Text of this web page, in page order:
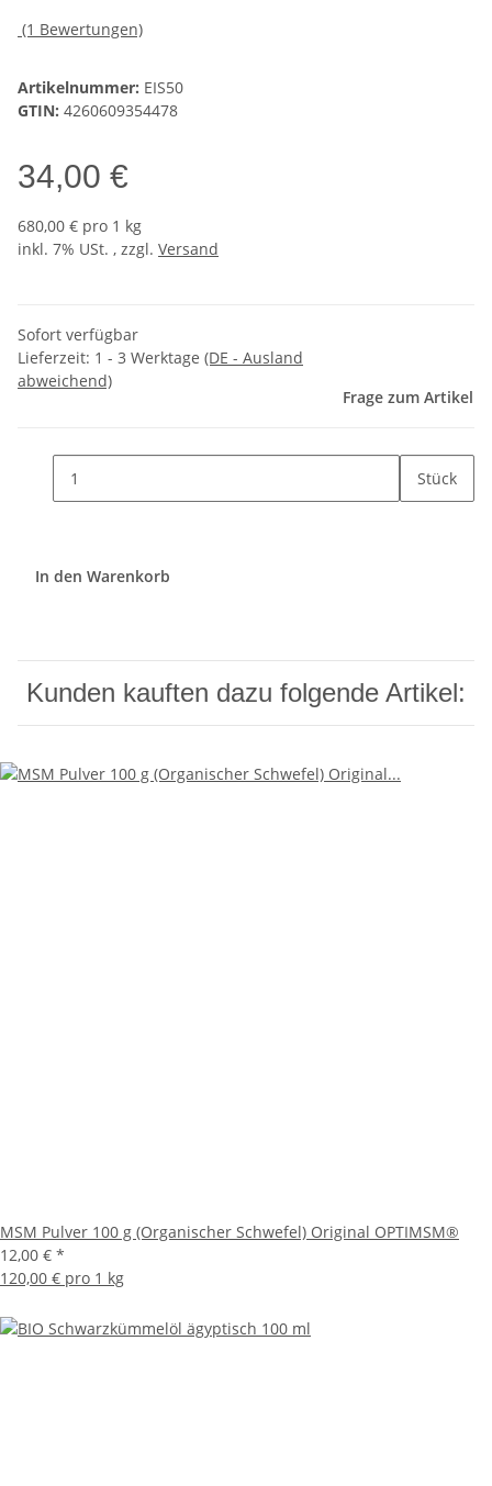
(1 Bewertungen)
Artikelnummer: EIS50
GTIN: 4260609354478
34,00 €
680,00 € pro 1 kg
inkl. 7% USt. , zzgl. Versand
Sofort verfügbar
Lieferzeit: 1 - 3 Werktage (DE - Ausland
abweichend)
Frage zum Artikel
Stück
In den Warenkorb
Kunden kauften dazu folgende Artikel:
MSM Pulver 100 g (Organischer Schwefel) Original OPTIMSM®
12,00 € *
120,00 € pro 1 kg